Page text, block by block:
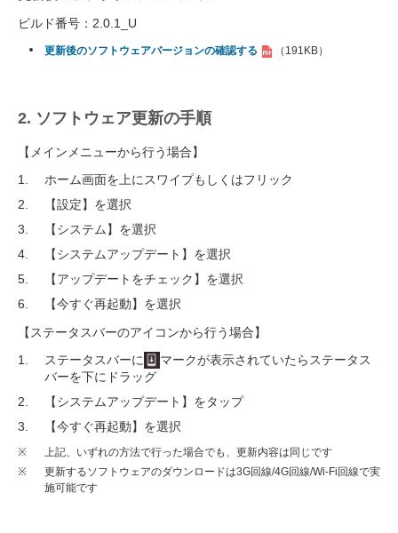
ビルド番号：2.0.1_U
更新後のソフトウェアバージョンの確認する （191KB）
2. ソフトウェア更新の手順
【メインメニューから行う場合】
ホーム画面を上にスワイプもしくはフリック
【設定】を選択
【システム】を選択
【システムアップデート】を選択
【アップデートをチェック】を選択
【今すぐ再起動】を選択
【ステータスバーのアイコンから行う場合】
ステータスバーに
マークが表示されていたらステータス
バーを下にドラッグ
【システムアップデート】をタップ
【今すぐ再起動】を選択
※
上記、いずれの方法で行った場合でも、更新内容は同じです
※
更新するソフトウェアのダウンロードは3G回線/4G回線/Wi-Fi回線で実
施可能です